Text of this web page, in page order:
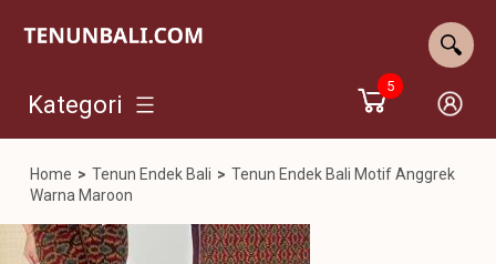
Kategori
5
Home > Tenun Endek Bali > Tenun Endek Bali Motif Anggrek
Warna Maroon